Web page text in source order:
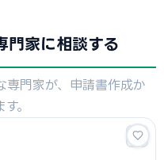
門家に相談する
専門家が、申請書作成か
。